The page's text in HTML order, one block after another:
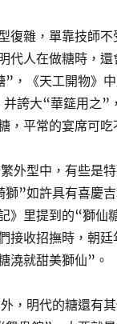
復雜，單靠技師
代人在做糖時，還
”，《天工開物》
誇大“華筵用之”
，平常的宴席可吃
外型中，有些是
獅”如許具有喜慶
》里提到的“獅仙
接收招撫時，朝廷
就甜美獅仙”。
，明代的糖還有